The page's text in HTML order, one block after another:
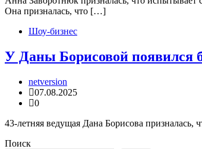
Она призналась, что […]
Шоу-бизнес
У Даны Борисовой появился
netversion
07.08.2025
0
43-летняя ведущая Дана Борисова
Поиск